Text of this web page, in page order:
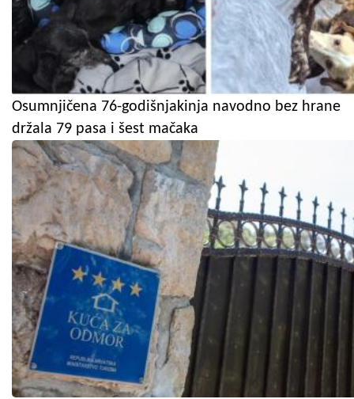
Osumnjičena 76-godišnjakinja navodno bez hrane
držala 79 pasa i šest mačaka